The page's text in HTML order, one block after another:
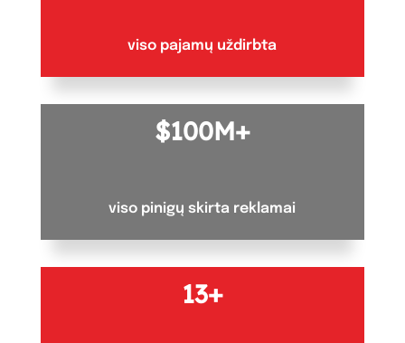
viso pajamų uždirbta
100M+
viso pinigų skirta reklamai
13+